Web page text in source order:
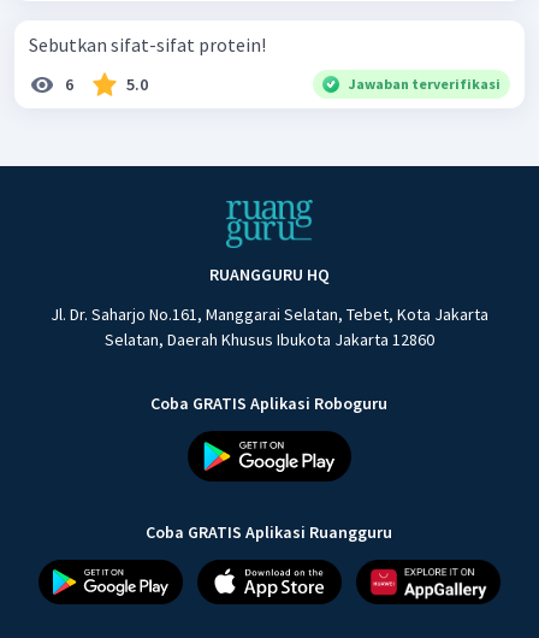
Sebutkan sifat-sifat protein!
6 5.0 Jawaban terverifikasi
RUANGGURU HQ
Jl. Dr. Saharjo No.161, Manggarai Selatan, Tebet, Kota Jakarta
Selatan, Daerah Khusus Ibukota Jakarta 12860
Coba GRATIS Aplikasi Roboguru
Coba GRATIS Aplikasi Ruangguru